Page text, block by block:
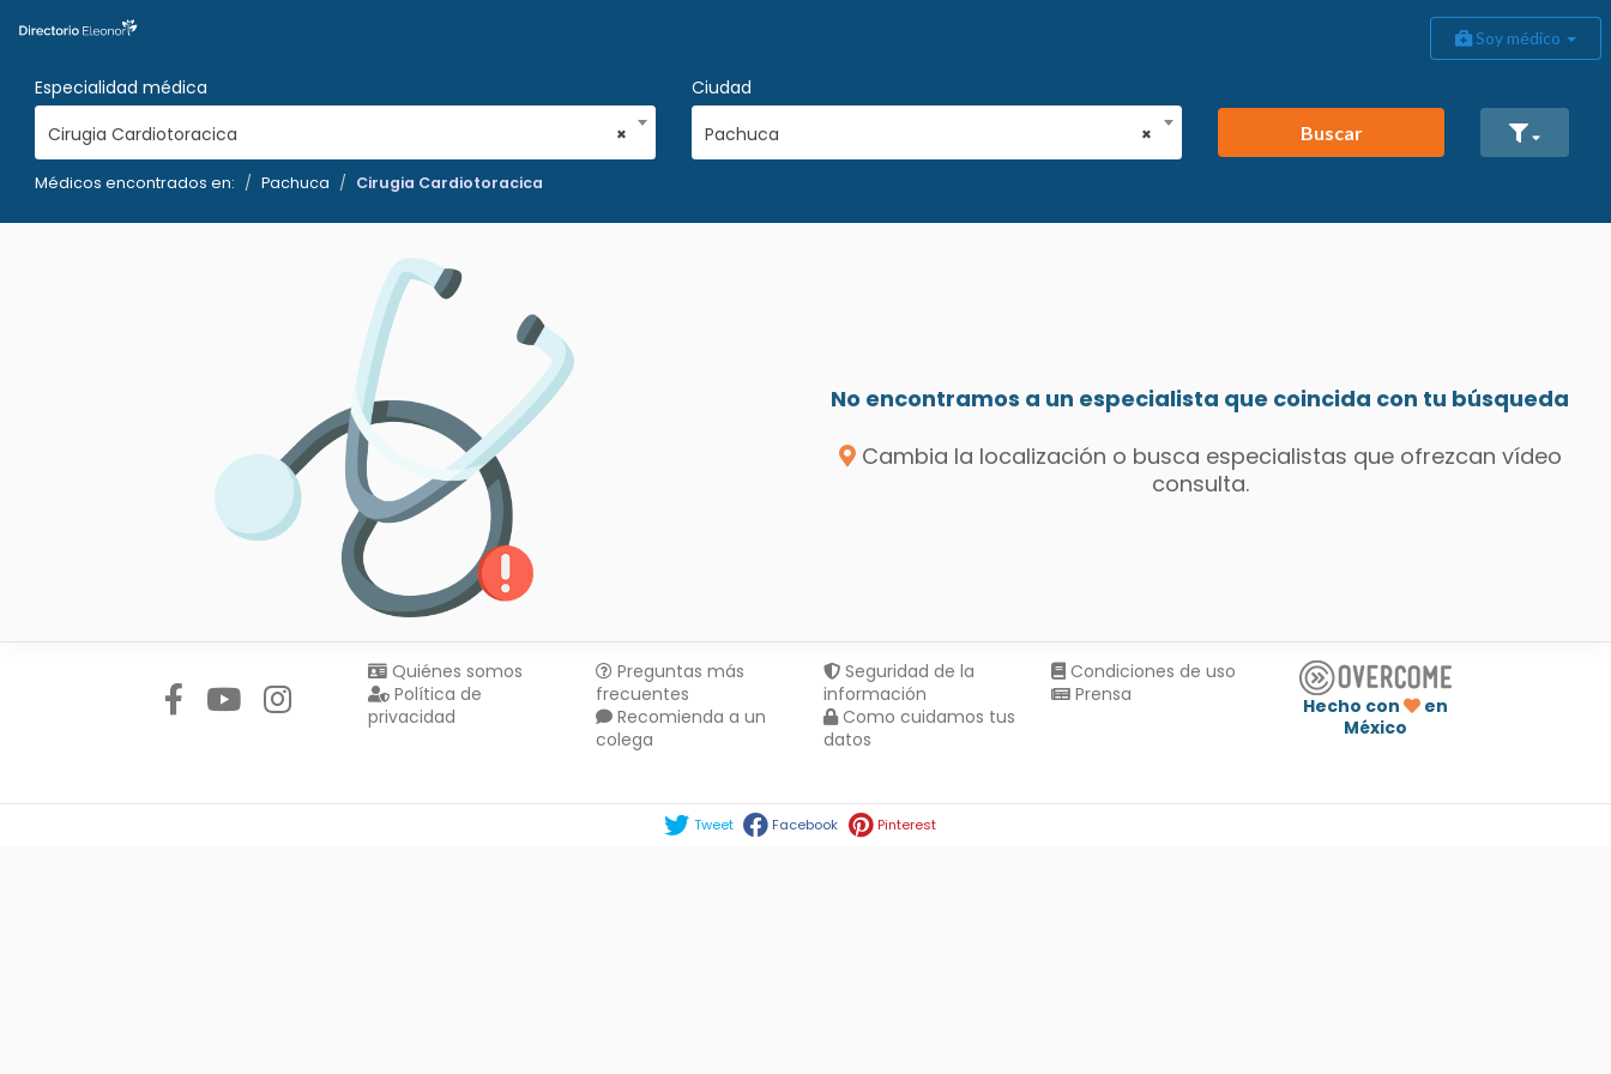
Soy médico
Especialidad médica
×
Cirugia Cardiotoracica
Ciudad
×
Pachuca Buscar
Médicos encontrados en: Pachuca Cirugia Cardiotoracica
No encontramos a un especialista que coincida con tu búsqueda
Cambia la localización o busca especialistas que ofrezcan vídeo
consulta.
Quiénes somos
Política de
privacidad
Preguntas más
frecuentes
Recomienda a un
colega
Seguridad de la
información
Como cuidamos tus
datos
Condiciones de uso
Prensa
Hecho con
en
México
Tweet Facebook Pinterest